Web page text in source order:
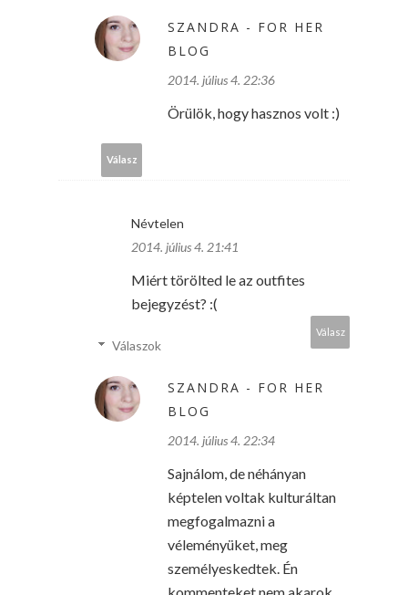
SZANDRA - FOR HER
BLOG
2014. július 4. 22:36
Örülök, hogy hasznos volt :)
Válasz
Névtelen
2014. július 4. 21:41
Miért törölted le az outfites
bejegyzést? :(
Válasz
Válaszok
SZANDRA - FOR HER
BLOG
2014. július 4. 22:34
Sajnálom, de néhányan
képtelen voltak kulturáltan
megfogalmazni a
véleményüket, meg
személyeskedtek. Én